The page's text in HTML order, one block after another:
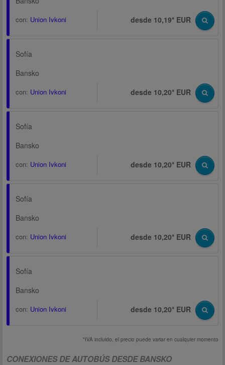
con: Union Ivkoni desde 10,19* EUR
Sofía
Bansko
con: Union Ivkoni desde 10,20* EUR
Sofía
Bansko
con: Union Ivkoni desde 10,20* EUR
Sofía
Bansko
con: Union Ivkoni desde 10,20* EUR
Sofía
Bansko
con: Union Ivkoni desde 10,20* EUR
*IVA incluido, el precio puede variar en cualquier momento
CONEXIONES DE AUTOBÚS DESDE BANSKO